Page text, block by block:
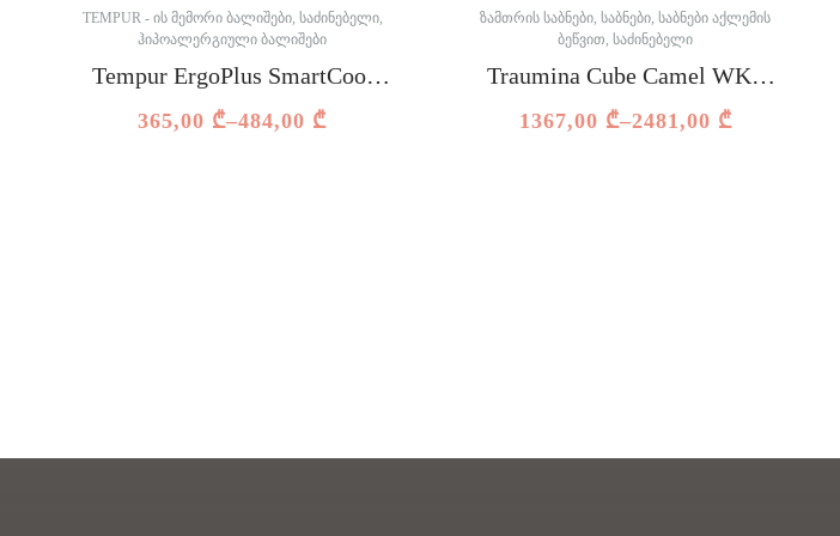
TEMPUR - ᲘᲡ ᲛᲔᲛᲝᲠᲘ ᲑᲐᲚᲘᲨᲔᲑᲘ, ᲡᲐᲫᲘᲜᲔᲑᲔᲚᲘ,
ᲰᲘᲞᲝᲐᲚᲔᲠᲒᲘᲣᲚᲘ ᲑᲐᲚᲘᲨᲔᲑᲘ
Tempur ErgoPlus SmartCool
ბალიში
365,00 ₾–484,00 ₾
ᲖᲐᲛᲗᲠᲘᲡ ᲡᲐᲑᲜᲔᲑᲘ,ᲡᲐᲑᲜᲔᲑᲘ,ᲡᲐᲑᲜᲔᲑᲘ ᲐᲥᲚᲔᲛᲘᲡ
ᲑᲔᲬᲕᲘᲗ,ᲡᲐᲫᲘᲜᲔᲑᲔᲚᲘ
Traumina Cube Camel WK3
ზამთრის საბანი
1367,00 ₾–2481,00 ₾